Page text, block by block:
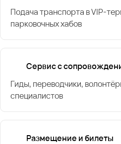
Подача транспорта в VIP-
парковочных хабов
Сервис с
Гиды, переводчики,
специалистов
Размещение и билеты